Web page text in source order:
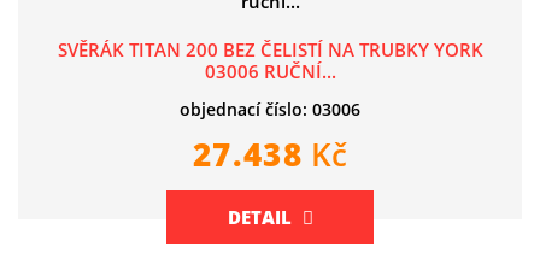
SVĚRÁK TITAN 200 BEZ ČELISTÍ NA TRUBKY YORK
03006 RUČNÍ...
objednací číslo: 03006
27.438 Kč
DETAIL